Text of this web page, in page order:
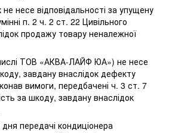
несе відповідальності за упущену
п. 2 ч. 2 ст. 22 Цивільного
продажу товару неналежної
ТОВ «АКВА-ЛАЙФ ЮА») не несе
завдану внаслідок дефекту
вимоги, передбачені ч. 3 ст. 7
за шкоду, завдану внаслідок
передачі кондиціонера